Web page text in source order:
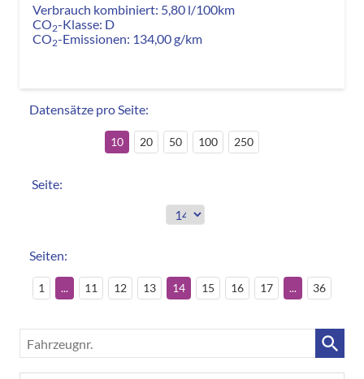
Verbrauch kombiniert: 5,80 l/100km
CO2-Klasse: D
CO2-Emissionen: 134,00 g/km
Datensätze pro Seite:
10 20 50 100 250
Seite:
Seiten:
1 ... 11 12 13 14 15 16 17 ... 36
Fahrzeugnr.